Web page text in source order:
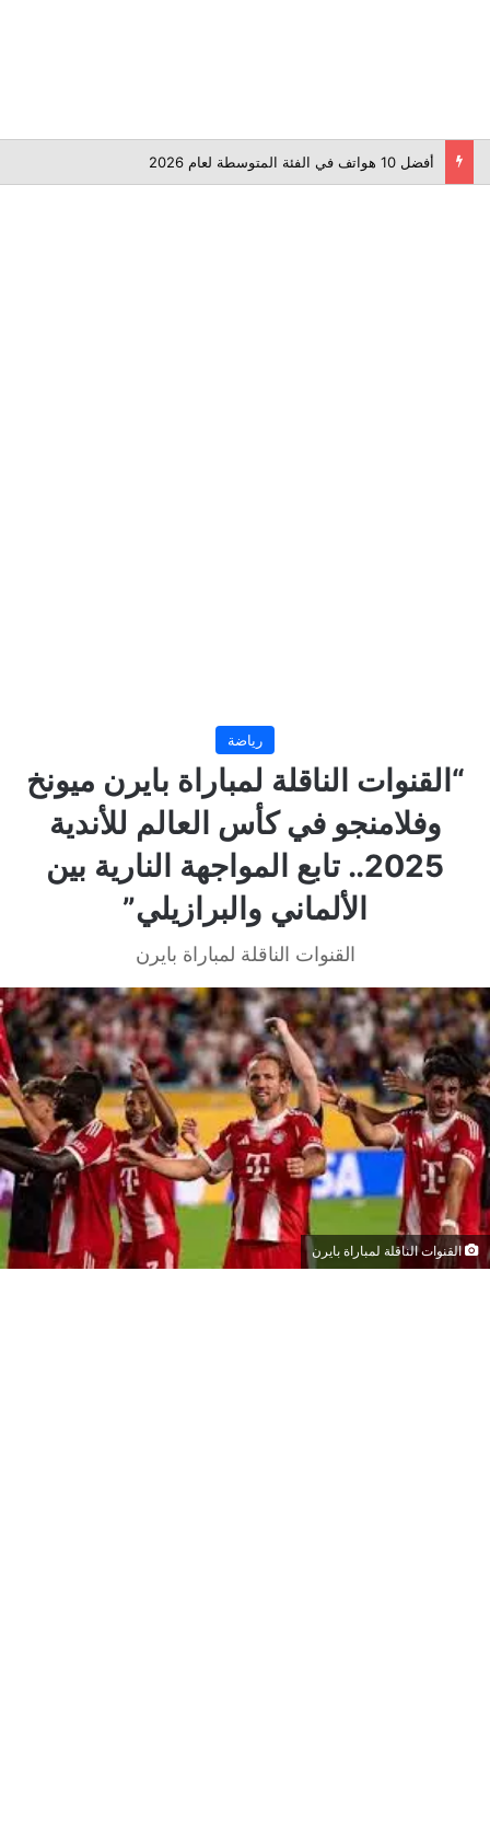
أفضل 10 هواتف في الفئة المتوسطة لعام 2026
رياضة
“القنوات الناقلة لمباراة بايرن ميونخ
وفلامنجو في كأس العالم للأندية
2025.. تابع المواجهة النارية بين
الألماني والبرازيلي”
القنوات الناقلة لمباراة بايرن
القنوات الناقلة لمباراة بايرن